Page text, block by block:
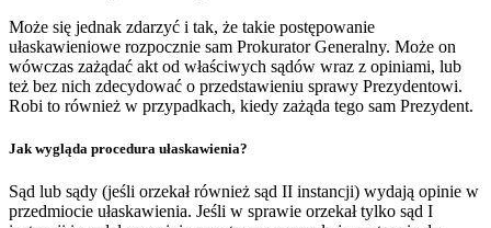
Może się jednak zdarzyć i tak, że takie postępowanie
ułaskawieniowe rozpocznie sam Prokurator Generalny. Może on
wówczas zażądać akt od właściwych sądów wraz z opiniami, lub
też bez nich zdecydować o przedstawieniu sprawy Prezydentowi.
Robi to również w przypadkach, kiedy zażąda tego sam Prezydent.
Jak wygląda procedura ułaskawienia?
Sąd lub sądy (jeśli orzekał również sąd II instancji) wydają opinie w
przedmiocie ułaskawienia. Jeśli w sprawie orzekał tylko sąd I